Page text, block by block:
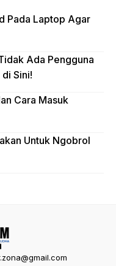
Pada Laptop Agar
Ada Pengguna
Sini!
Cara Masuk
Untuk Ngobrol